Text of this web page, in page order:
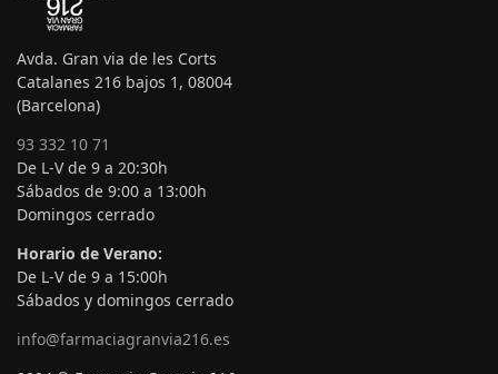
Avda. Gran via de les Corts
Catalanes 216 bajos 1, 08004
(Barcelona)
93 332 10 71
De L-V de 9 a 20:30h
Sábados de 9:00 a 13:00h
Domingos cerrado
Horario de Verano:
De L-V de 9 a 15:00h
Sábados y domingos cerrado
info@farmaciagranvia216.es